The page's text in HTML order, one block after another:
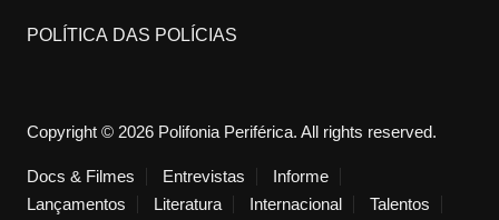
POLÍTICA DAS POLÍCIAS
Copyright © 2026 Polifonia Periférica. All rights reserved.
Docs & Filmes Entrevistas
Informe
Lançamentos
Literatura Internacional Talentos